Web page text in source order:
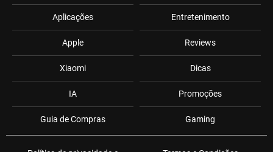
Aplicações
Apple
Xiaomi
IA
Guia de Compras
Entretenimento
Reviews
Dicas
Promoções
Gaming